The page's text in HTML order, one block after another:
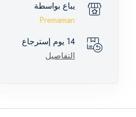
يباع بواسطة
Premaman
14 يوم إسترجاع
التفاصيل